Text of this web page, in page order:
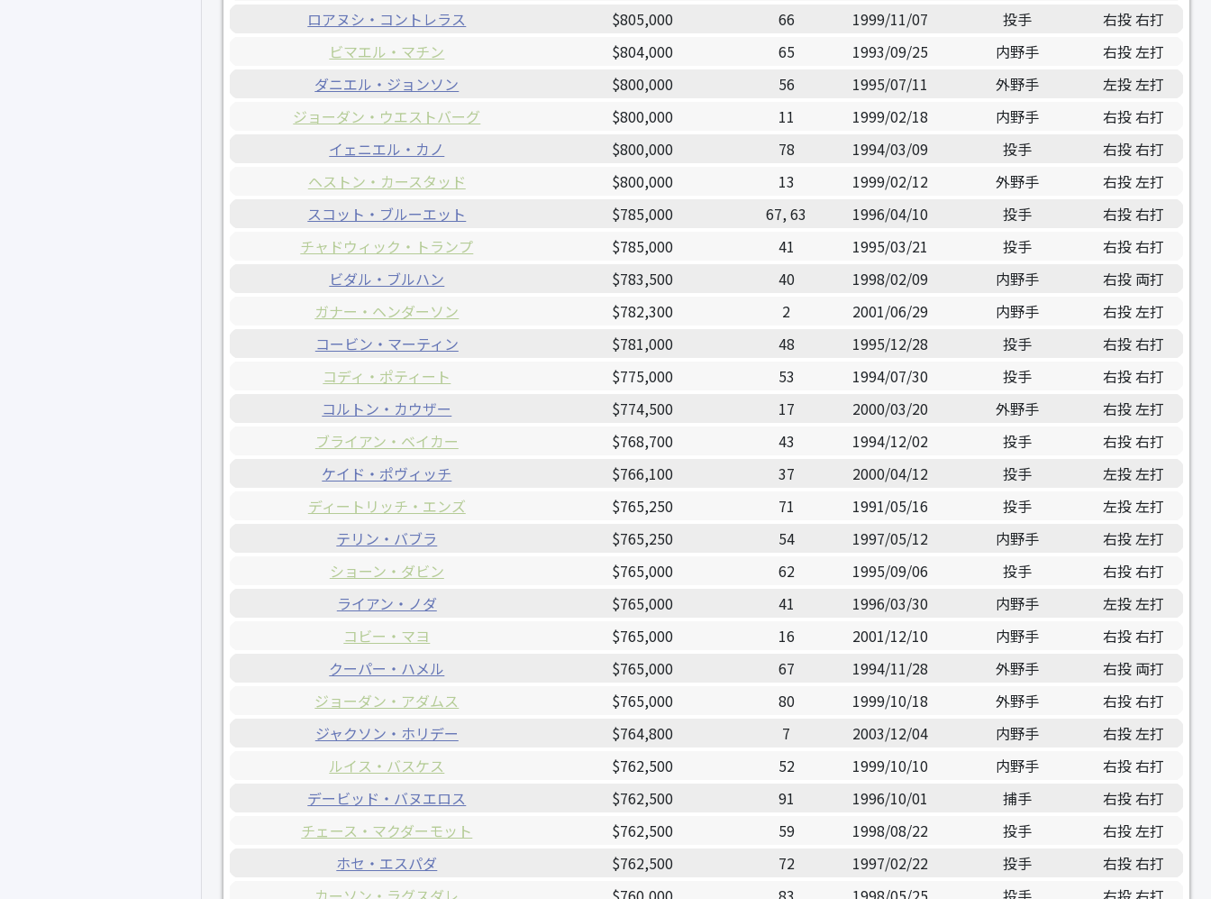
ロアヌシ・コントレラス
$805,000 66 1999/11/07 投手
右投 右打
ビマエル・マチン
$804,000 65 1993/09/25 内野手
右投 左打
ダニエル・ジョンソン
$800,000 56 1995/07/11 外野手
左投 左打
ジョーダン・ウエストバーグ
$800,000 11 1999/02/18 内野手
右投 右打
イェニエル・カノ
$800,000 78 1994/03/09 投手
右投 右打
ヘストン・カースタッド
$800,000 13 1999/02/12 外野手
右投 左打
スコット・ブルーエット
$785,000 67, 63 1996/04/10 投手
右投 右打
チャドウィック・トランプ
$785,000 41 1995/03/21 投手
右投 右打
ビダル・ブルハン
$783,500 40 1998/02/09 内野手
右投 両打
ガナー・ヘンダーソン
$782,300 2 2001/06/29 内野手
右投 左打
コービン・マーティン
$781,000 48 1995/12/28 投手
右投 右打
コディ・ポティート
$775,000 53 1994/07/30 投手
右投 右打
コルトン・カウザー
$774,500 17 2000/03/20 外野手
右投 左打
ブライアン・ベイカー
$768,700 43 1994/12/02 投手
右投 右打
ケイド・ポヴィッチ
$766,100 37 2000/04/12 投手
左投 左打
ディートリッチ・エンズ
$765,250 71 1991/05/16 投手
左投 左打
テリン・バブラ
$765,250 54 1997/05/12 内野手
右投 左打
ショーン・ダビン
$765,000 62 1995/09/06 投手
右投 右打
ライアン・ノダ
$765,000 41 1996/03/30 内野手
左投 左打
コビー・マヨ
$765,000 16 2001/12/10 内野手
右投 右打
クーパー・ハメル
$765,000 67 1994/11/28 外野手
右投 両打
ジョーダン・アダムス
$765,000 80 1999/10/18 外野手
右投 右打
ジャクソン・ホリデー
$764,800 7 2003/12/04 内野手
右投 左打
ルイス・バスケス
$762,500 52 1999/10/10 内野手
右投 右打
デービッド・バヌエロス
$762,500 91 1996/10/01 捕手
右投 右打
チェース・マクダーモット
$762,500 59 1998/08/22 投手
右投 左打
ホセ・エスパダ
$762,500 72 1997/02/22 投手
右投 右打